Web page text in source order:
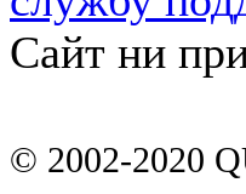
Сайт ни
© 2002-2020